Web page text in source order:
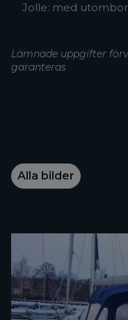
Jolle: med
Lämnade uppgifter
garanteras
Alla bilder